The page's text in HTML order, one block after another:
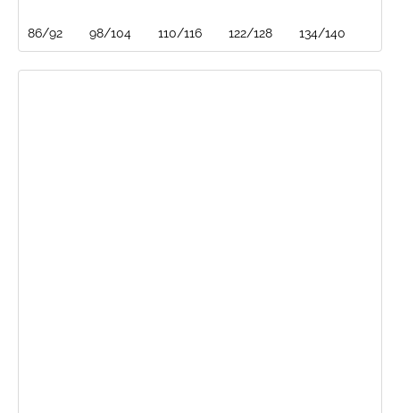
86/92 98/104 110/116 122/128 134/140